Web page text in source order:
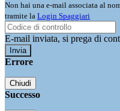
Non hai una e-mail associata al
tramite la Login Spaggiari
E-mail inviata, si prega di
Errore
Chiudi
Successo